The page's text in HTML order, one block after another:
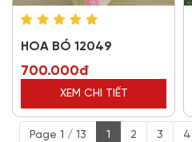
HOA BÓ 12049
700.000đ
XEM CHI TIẾT
Page 1 / 13 1 2 3 4